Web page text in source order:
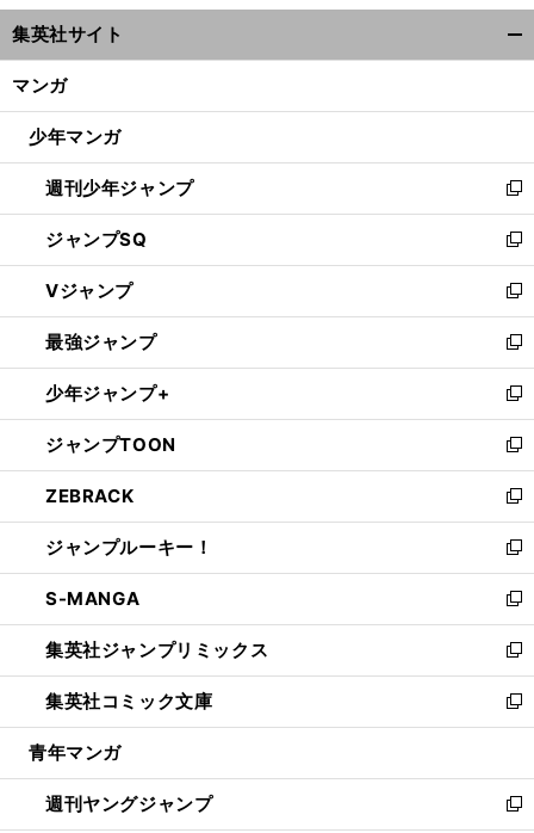
ウ
ィ
ン
ウ
開
く
集英社サイト
マンガ
少年マンガ
週刊少年ジャンプ
新
し
い
ウ
ィ
ン
ド
ウ
で
開
く
ジャンプSQ
新
し
い
ウ
ィ
ン
ド
ウ
で
開
く
Vジャンプ
新
し
い
ウ
ィ
ン
ド
ウ
で
開
く
最強ジャンプ
新
し
い
ウ
ィ
ン
ド
ウ
で
開
く
少年ジャンプ+
新
し
い
ウ
ィ
ン
ド
ウ
で
開
く
ジャンプTOON
新
し
い
ウ
ィ
ン
ド
ウ
で
開
く
ZEBRACK
新
し
い
ウ
ィ
ン
ド
ウ
で
開
ジャンプルーキー！
新
し
い
ウ
ィ
ン
ド
ウ
開
く
S-MANGA
新
し
い
ウ
ィ
ン
ウ
で
集英社ジャンプリミックス
新
し
い
ウ
ン
ド
集英社コミック文庫
新
し
ウ
ィ
青年マンガ
週刊ヤングジャンプ
新